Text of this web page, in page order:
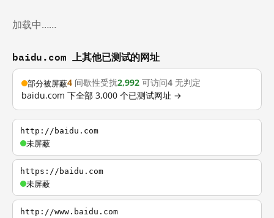
加载中……
baidu.com 上其他已测试的网址
部分被屏蔽4 间歇性受扰2,992 可访问4 无判定
baidu.com 下全部 3,000 个已测试网址 →
http://baidu.com
未屏蔽
https://baidu.com
未屏蔽
http://www.baidu.com